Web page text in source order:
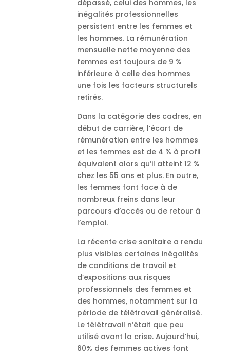
dépassé, celui des hommes, les
inégalités professionnelles
persistent entre les femmes et
les hommes. La rémunération
mensuelle nette moyenne des
femmes est toujours de 9 %
inférieure à celle des hommes
une fois les facteurs structurels
retirés.
Dans la catégorie des cadres, en
début de carrière, l’écart de
rémunération entre les hommes
et les femmes est de 4 % à profil
équivalent alors qu’il atteint 12 %
chez les 55 ans et plus. En outre,
les femmes font face à de
nombreux freins dans leur
parcours d’accès ou de retour à
l’emploi.
La récente crise sanitaire a rendu
plus visibles certaines inégalités
de conditions de travail et
d’expositions aux risques
professionnels des femmes et
des hommes, notamment sur la
période de télétravail généralisé.
Le télétravail n’était que peu
utilisé avant la crise. Aujourd’hui,
60% des femmes actives font